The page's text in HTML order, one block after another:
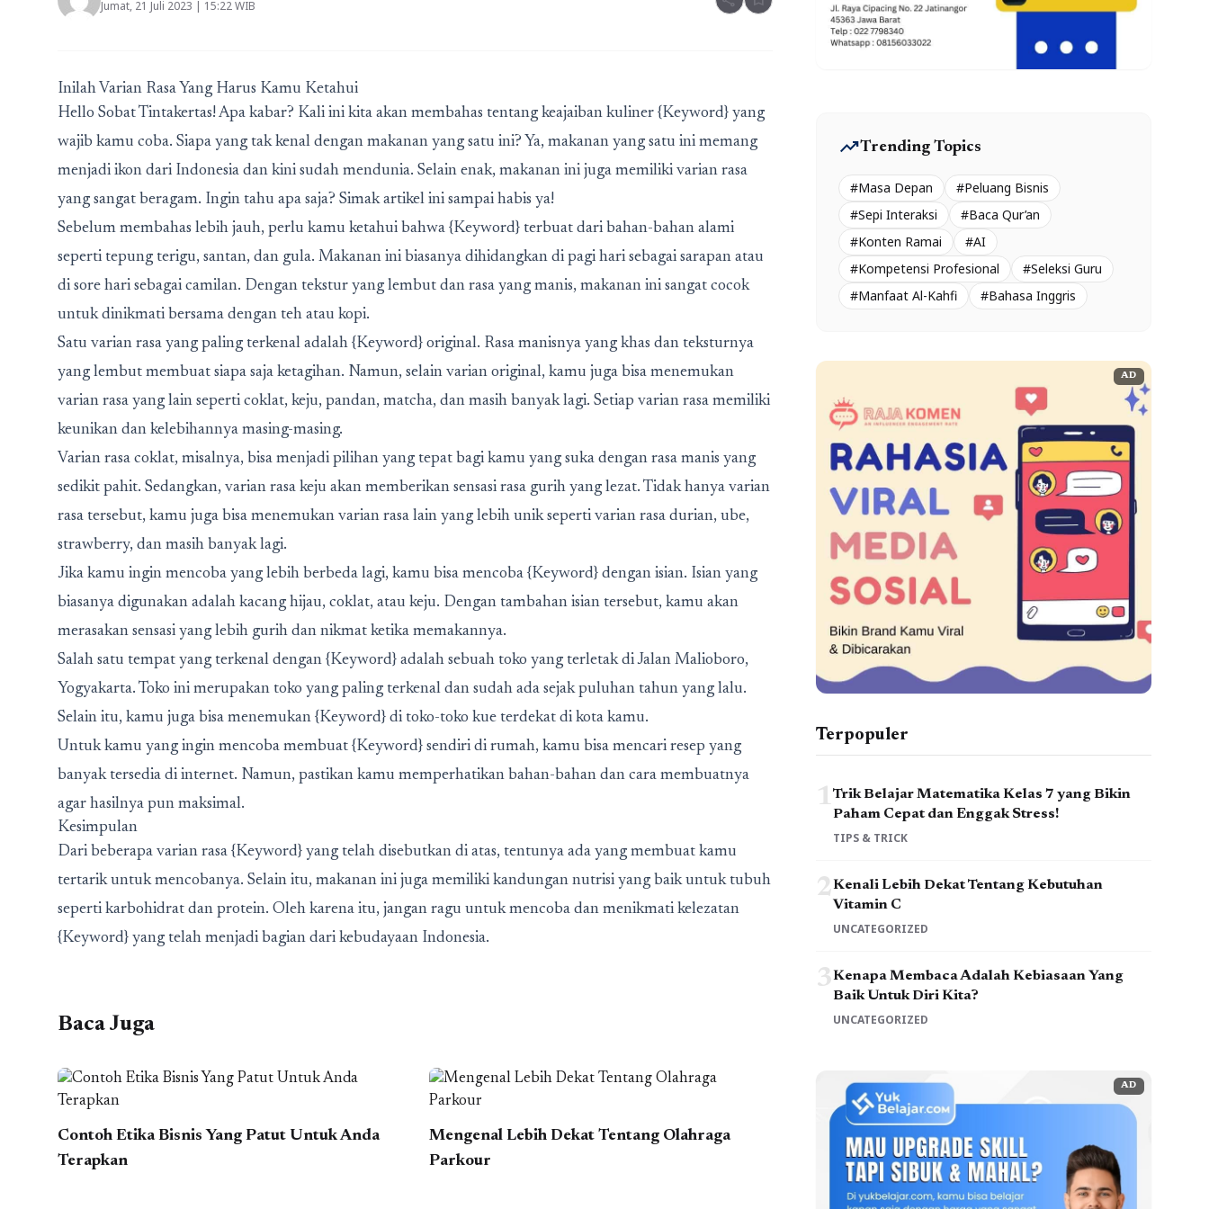
Jumat, 21 Juli 2023 | 15:22 WIB
Inilah Varian Rasa Yang Harus Kamu Ketahui
Hello Sobat Tintakertas! Apa kabar? Kali ini kita akan membahas tentang keajaiban kuliner {Keyword} yang
wajib kamu coba. Siapa yang tak kenal dengan makanan yang satu ini? Ya, makanan yang satu ini memang
menjadi ikon dari Indonesia dan kini sudah mendunia. Selain enak, makanan ini juga memiliki varian rasa
yang sangat beragam. Ingin tahu apa saja? Simak artikel ini sampai habis ya!
Sebelum membahas lebih jauh, perlu kamu ketahui bahwa {Keyword} terbuat dari bahan-bahan alami
seperti tepung terigu, santan, dan gula. Makanan ini biasanya dihidangkan di pagi hari sebagai sarapan atau
di sore hari sebagai camilan. Dengan tekstur yang lembut dan rasa yang manis, makanan ini sangat cocok
untuk dinikmati bersama dengan teh atau kopi.
Satu varian rasa yang paling terkenal adalah {Keyword} original. Rasa manisnya yang khas dan teksturnya
yang lembut membuat siapa saja ketagihan. Namun, selain varian original, kamu juga bisa menemukan
varian rasa yang lain seperti coklat, keju, pandan, matcha, dan masih banyak lagi. Setiap varian rasa memiliki
keunikan dan kelebihannya masing-masing.
Varian rasa coklat, misalnya, bisa menjadi pilihan yang tepat bagi kamu yang suka dengan rasa manis yang
sedikit pahit. Sedangkan, varian rasa keju akan memberikan sensasi rasa gurih yang lezat. Tidak hanya varian
rasa tersebut, kamu juga bisa menemukan varian rasa lain yang lebih unik seperti varian rasa durian, ube,
strawberry, dan masih banyak lagi.
Jika kamu ingin mencoba yang lebih berbeda lagi, kamu bisa mencoba {Keyword} dengan isian. Isian yang
biasanya digunakan adalah kacang hijau, coklat, atau keju. Dengan tambahan isian tersebut, kamu akan
merasakan sensasi yang lebih gurih dan nikmat ketika memakannya.
Salah satu tempat yang terkenal dengan {Keyword} adalah sebuah toko yang terletak di Jalan Malioboro,
Yogyakarta. Toko ini merupakan toko yang paling terkenal dan sudah ada sejak puluhan tahun yang lalu.
Selain itu, kamu juga bisa menemukan {Keyword} di toko-toko kue terdekat di kota kamu.
Untuk kamu yang ingin mencoba membuat {Keyword} sendiri di rumah, kamu bisa mencari resep yang
banyak tersedia di internet. Namun, pastikan kamu memperhatikan bahan-bahan dan cara membuatnya
agar hasilnya pun maksimal.
Kesimpulan
Dari beberapa varian rasa {Keyword} yang telah disebutkan di atas, tentunya ada yang membuat kamu
tertarik untuk mencobanya. Selain itu, makanan ini juga memiliki kandungan nutrisi yang baik untuk tubuh
seperti karbohidrat dan protein. Oleh karena itu, jangan ragu untuk mencoba dan menikmati kelezatan
{Keyword} yang telah menjadi bagian dari kebudayaan Indonesia.
Baca Juga
Contoh Etika Bisnis Yang Patut Untuk Anda
Terapkan
Mengenal Lebih Dekat Tentang Olahraga
Parkour
trending_upTrending Topics
#Masa Depan
#Peluang Bisnis
#Sepi Interaksi
#Baca Qur’an
#Konten Ramai
#AI
#Kompetensi Profesional
#Seleksi Guru
#Manfaat Al-Kahfi
#Bahasa Inggris
AD
Terpopuler
1Trik Belajar Matematika Kelas 7 yang Bikin
Paham Cepat dan Enggak Stress!
TIPS & TRICK
2Kenali Lebih Dekat Tentang Kebutuhan
Vitamin C
UNCATEGORIZED
3Kenapa Membaca Adalah Kebiasaan Yang
Baik Untuk Diri Kita?
UNCATEGORIZED
AD